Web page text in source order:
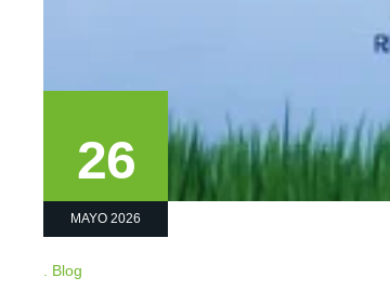
26
MAYO 2026
Blog